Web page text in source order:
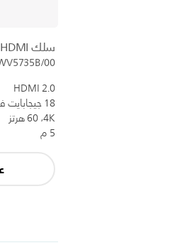
سلك HDMI
00
HDMI 2.0
18 جيجابايت في الثانية
4K،‏ 60 هرتز
5 م